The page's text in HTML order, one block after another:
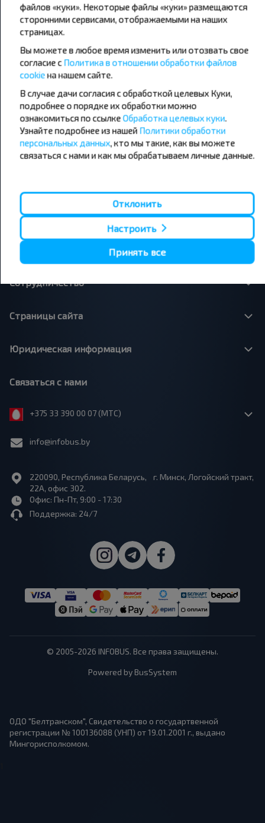
Популярные автобусные
направления
Орша - Могилёв
Минск - Несвиж
Минск - Могилёв
Минск - Брест
Минск - Гомель
Минск - Бобруйск
Минск - Барановичи
Гомель - Минск
Брест - Минск
Варшава - Минск
Санкт-Петербург - Минск
Вильнюс - Минск
Полоцк - Рига
Минск - Москва
Москва - Барановичи
Брест - Люблин
Сотрудничество
Страницы сайта
Юридическая информация
Связаться с нами
+375 33 390 00 07 (МТС)
info@infobus.by
220090, Республика Беларусь, г. Минск, Логойский тракт,
22А, офис 302.
Офис: Пн-Пт, 9:00 - 17:30
Поддержка: 24/7
© 2005-2026 INFOBUS. Все права защищены.
Powered by BusSystem
ОДО "Белтранском", Свидетельство о государтвенной
регистрации № 100136088 (УНП) от 19.01.2001 г., выдано
Мингорисполкомом.
файлов «куки». Некоторые файлы «куки» размещаются
сторонними сервисами, отображаемыми на наших
страницах.
Вы можете в любое время изменить или отозвать свое
согласие сПолитика в отношении обработки файлов
cookieна нашем сайте.
В случае дачи согласия с обработкой целевых Куки,
подробнее о порядке их обработки можно
ознакомиться по ссылкеОбработка целевых куки.
Узнайте подробнее из нашей Политики обработки
персональных данных, кто мы такие, как вы можете
связаться с нами и как мы обрабатываем личные данные.
Отклонить
Настроить
Принять все